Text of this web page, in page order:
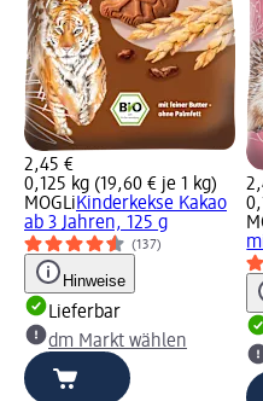
2,45 €
0,125 kg (19,60 € je 1 kg)
MOGLiKinderkekse Kakao
ab 3 Jahren, 125 g
(137)
Hinweise
Lieferbar
dm Markt wählen